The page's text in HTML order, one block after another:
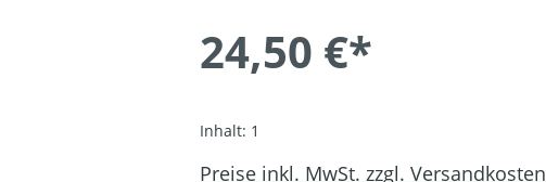
24,50 €*
Inhalt: 1
Preise inkl. MwSt. zzgl. Versandkosten